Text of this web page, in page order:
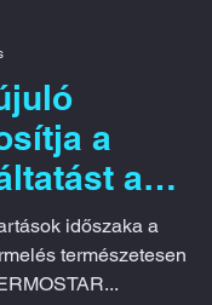
a
a
időszaka a
természetesen